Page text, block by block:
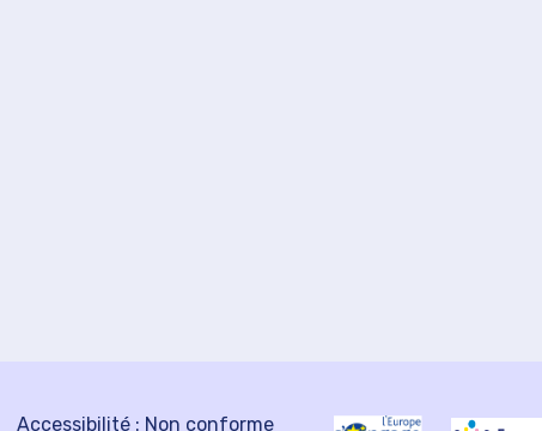
Accessibilité : Non conforme